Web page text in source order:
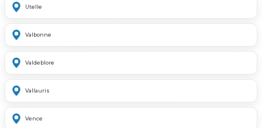
Utelle
Valbonne
Valdeblore
Vallauris
Vence